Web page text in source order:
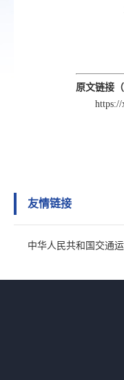
2公
原文链接（
友情链接
中华人民共和国交通